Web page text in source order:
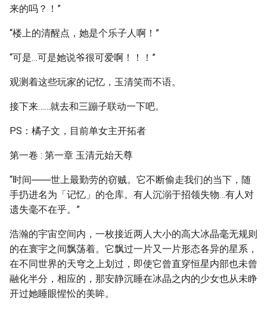
来的吗？！”
“楼上的清醒点，她是个乐子人啊！”
“可是…可是她说爷很可爱啊！！！”
观测着这些玩家的记忆，玉清笑而不语。
接下来……就去和三蹦子联动一下吧。
PS：橘子文，目前单女主开拓者
第一卷 : 第一章 玉清元始天尊
“时间――世上最勤劳的窃贼。它不断偷走我们的当下，随
手扔进名为「记忆」的仓库。有人沉溺于招领失物…有人对
遗失毫不在乎。”
浩瀚的宇宙空间内，一枚接近两人大小的高大冰晶毫无规则
的在寰宇之间飘荡着。它飘过一片又一片形态各异的星系，
在不同世界的天穹之上划过，即使它曾直穿恒星内部也未曾
融化半分，相应的，那安静沉睡在冰晶之内的少女也从未睁
开过她睡眼惺忪的美眸。